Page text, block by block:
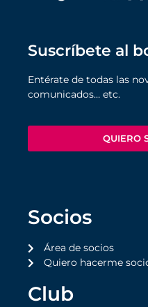
Suscríbete al
Entérate de todas las
comunicados… etc.
QUIERO
Socios
Área de socios
Quiero hacerme
Club